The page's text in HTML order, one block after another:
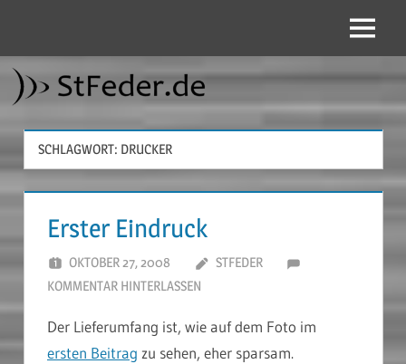
springen
Menü
SCHLAGWORT: DRUCKER
Erster Eindruck
OKTOBER 27, 2008
STFEDER
KOMMENTAR HINTERLASSEN
Der Lieferumfang ist, wie auf dem Foto im
ersten Beitrag zu sehen, eher sparsam.